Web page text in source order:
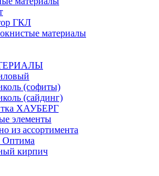
ГКЛ
материалы
(софиты)
(сайдинг)
ХАУБЕРГ
элементы
из ассортимента
кирпич